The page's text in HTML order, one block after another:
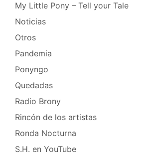
My Little Pony – Tell your Tale
Noticias
Otros
Pandemia
Ponyngo
Quedadas
Radio Brony
Rincón de los artistas
Ronda Nocturna
S.H. en YouTube